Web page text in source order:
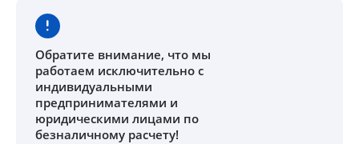
Обратите внимание, что мы
работаем исключительно с
индивидуальными
предпринимателями и
юридическими лицами по
безналичному расчету!